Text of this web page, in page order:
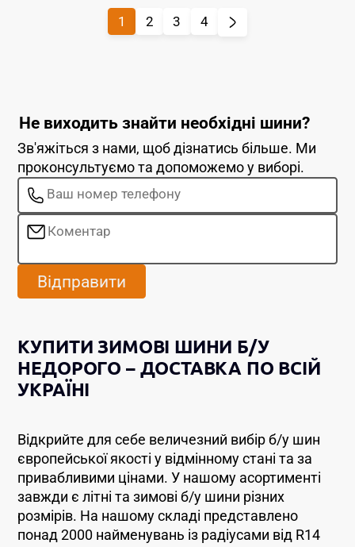
1 2 3 4
Не виходить знайти необхідні шини?
Зв'яжіться з нами, щоб дізнатись більше. Ми
проконсультуємо та допоможемо у виборі.
Відправити
КУПИТИ ЗИМОВІ ШИНИ Б/У
НЕДОРОГО – ДОСТАВКА ПО ВСІЙ
УКРАЇНІ
Відкрийте для себе величезний вибір б/у шин
європейської якості у відмінному стані та за
привабливими цінами. У нашому асортименті
завжди є літні та зимові б/у шини різних
розмірів. На нашому складі представлено
понад 2000 найменувань із радіусами від R14